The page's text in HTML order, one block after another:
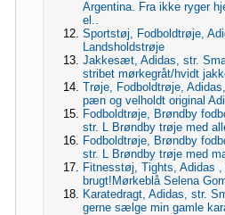
Argentina. Fra ikke ryger
el..
Sportstøj, Fodboldtrøje,
Landsholdstrøje
Jakkesæt, Adidas, str.
stribet mørkegråt/hvidt
Trøje, Fodboldtrøje,
pæn og velholdt original
Fodboldtrøje, Brøndby
str. L Brøndby trøje med
Fodboldtrøje, Brøndby
str. L Brøndby trøje med
Fitnesstøj, Tights, Adidas
brugt!Mørkeblå Selena
Karatedragt, Adidas, str.
gerne sælge min gamle